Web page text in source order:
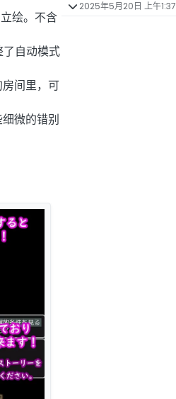
绘。不含
自动模式
间里，可
微的错别
2025年5月20日 上午1:37